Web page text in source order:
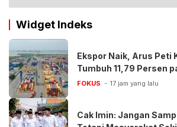
Widget Indeks
Ekspor Naik, Arus Peti
Tumbuh 11,79 Persen
FOKUS 17 jam yang lalu
Cak Imin: Jangan